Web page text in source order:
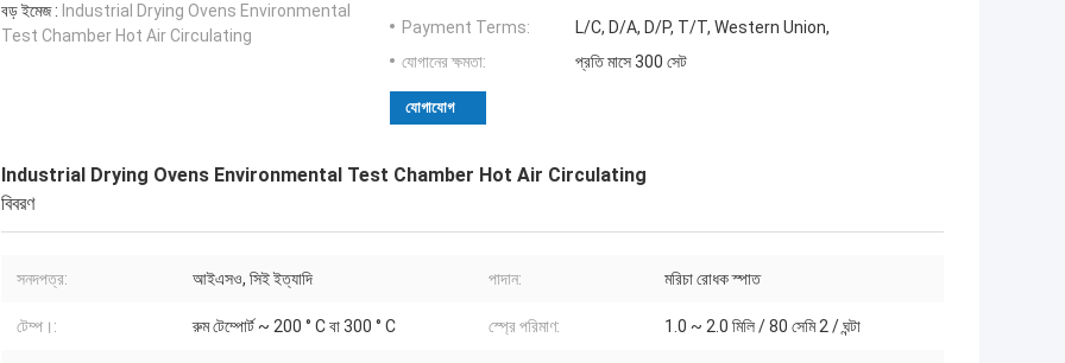
বড় ইমেজ : Industrial Drying Ovens Environmental
Test Chamber Hot Air Circulating
Payment Terms:
L/C, D/A, D/P, T/T, Western Union,
যোগানের ক্ষমতা:
প্রতি মাসে 300 সেট
যোগাযোগ
Industrial Drying Ovens Environmental Test Chamber Hot Air Circulating
বিবরণ
সনদপত্র: আইএসও, সিই ইত্যাদি পাদান: মরিচা রোধক স্পাত
টেম্প।: রুম টেম্পোর্ট ~ 200 ° C বা 300 ° C স্প্রে পরিমাণ: 1.0 ~ 2.0 মিলি / 80 সেমি 2 / ঘন্টা